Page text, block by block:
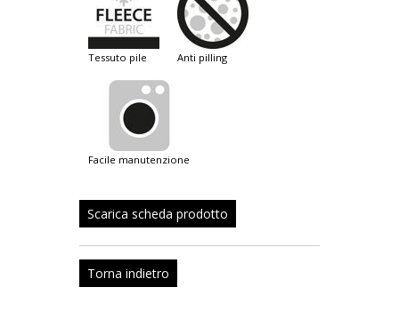
tessuto pile anti pilling
facile manutenzione
Scarica scheda prodotto
Torna indietro